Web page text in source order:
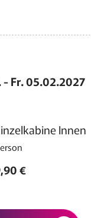
- Fr. 05.02.2027
Innen
€